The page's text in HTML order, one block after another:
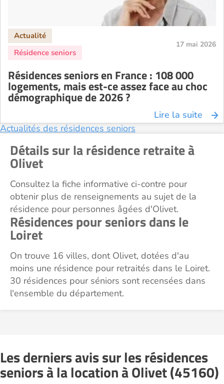
17 mai 2026
Résidences seniors en France : 108 000
logements, mais est-ce assez face au choc
démographique de 2026 ?
Lire la suite
Actualités des résidences seniors
Détails sur la résidence retraite à
Olivet
Consultez la fiche informative ci-contre pour
obtenir plus de renseignements au sujet de la
résidence pour personnes âgées d'Olivet.
Résidences pour seniors dans le
Loiret
On trouve 16 villes, dont Olivet, dotées d'au
moins une résidence pour retraités dans le Loiret.
30 résidences pour séniors sont recensées dans
l'ensemble du département.
Les derniers avis sur les résidences
seniors à la location à Olivet (45160)